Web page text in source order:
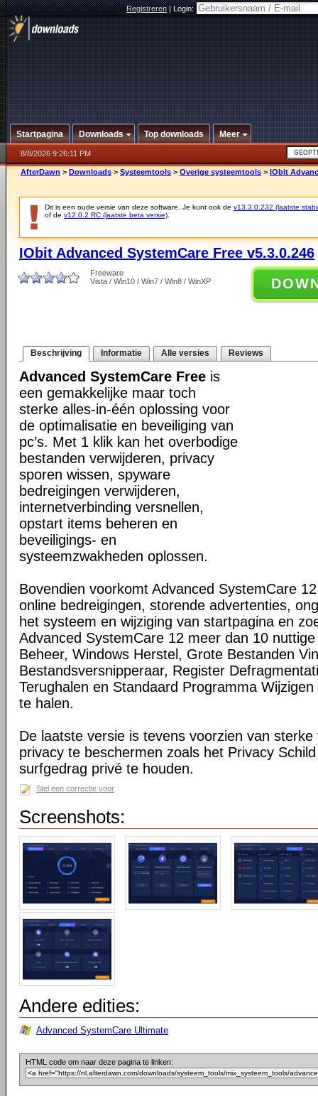
Registreren|Login:
Startpagina Downloads Top downloads Meer
8/8/2026 9:26:11 PM
AfterDawn > Downloads > Systeemtools > Overige systeemtools > IObit
Dit is een oude versie van deze software. Je kunt ook de v13.3.0.232 (laatste
of de v12.0.2 RC (laatste beta versie)
IObit Advanced SystemCare Free v5.3.0.246
Freeware
Vista / Win10 / Win7 / Win8 / WinXP
Beschrijving Informatie Alle versies Reviews
Advanced SystemCare Free is
een gemakkelijke maar toch
sterke alles-in-één oplossing voor
de optimalisatie en beveiliging van
pc’s. Met 1 klik kan het overbodige
bestanden verwijderen, privacy
sporen wissen, spyware
bedreigingen verwijderen,
internetverbinding versnellen,
opstart items beheren en
beveiligings- en
systeemzwakheden oplossen.
Bovendien voorkomt Advanced SystemCare
online bedreigingen, storende advertenties,
het systeem en wijziging van startpagina en
Advanced SystemCare 12 meer dan 10
Beheer, Windows Herstel, Grote Bestanden
Bestandsversnipperaar, Register
Terughalen en Standaard Programma
te halen.
De laatste versie is tevens voorzien van
privacy te beschermen zoals het Privacy
surfgedrag privé te houden.
Stel een correctie voor
Screenshots:
Andere edities:
Advanced SystemCare Ultimate
HTML code om naar deze pagina te linken: